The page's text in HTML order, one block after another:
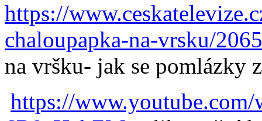
https://
chaloupapka-na-vrsku/
na vršku- jak se pomlázky
https://www.youtube.com/